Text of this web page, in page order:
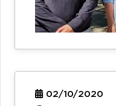
02/10/2020